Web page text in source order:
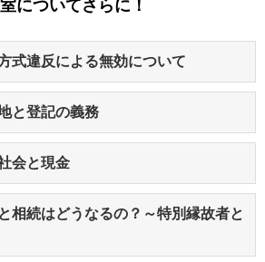
についてさらに！
式違反による無効について
と登記の義務
会と現金
相続はどうなるの？～特別縁故者と